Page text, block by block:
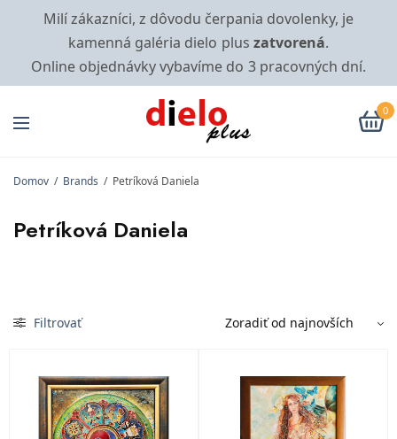
Milí zákazníci, z dôvodu čerpania dovolenky, je
kamenná galéria dielo plus zatvorená.
Online objednávky vybavíme do 3 pracovných dní.
0
Domov / Brands / Petríková Daniela
Petríková Daniela
Filtrovať